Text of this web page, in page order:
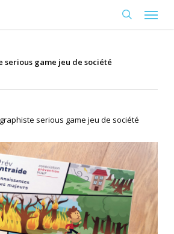
Menu
serious game jeu de société
graphiste serious game jeu de société